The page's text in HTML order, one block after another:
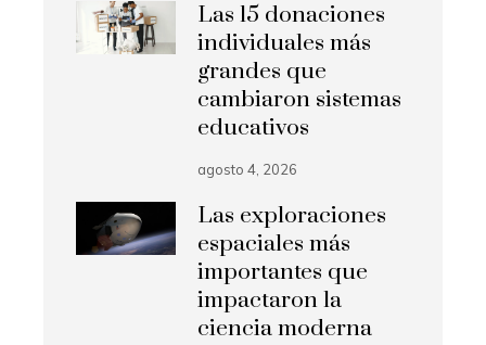
Las 15 donaciones
individuales más
grandes que
cambiaron sistemas
educativos
agosto 4, 2026
Las exploraciones
espaciales más
importantes que
impactaron la
ciencia moderna